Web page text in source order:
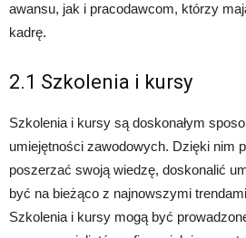
awansu, jak i pracodawcom, którzy
kadrę.
2.1 Szkolenia i kursy
Szkolenia i kursy są doskonałym
umiejętności zawodowych. Dzięki nim
poszerzać swoją wiedzę, doskonalić
być na bieżąco z najnowszymi
Szkolenia i kursy mogą być